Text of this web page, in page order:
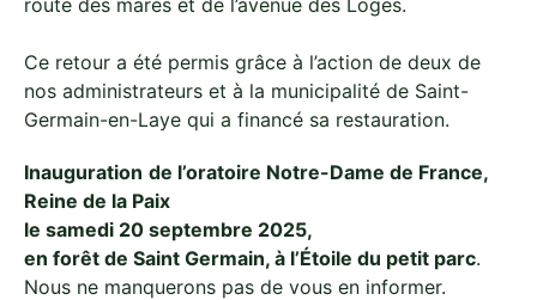
route des mares et de l’avenue des Loges.
Ce retour a été permis grâce à l’action de deux de
nos administrateurs et à la municipalité de Saint-
Germain-en-Laye qui a financé sa restauration.
Inauguration de l’oratoire Notre-Dame de France,
Reine de la Paix
le samedi 20 septembre 2025,
en forêt de Saint Germain, à l’Étoile du petit parc.
Nous ne manquerons pas de vous en informer.